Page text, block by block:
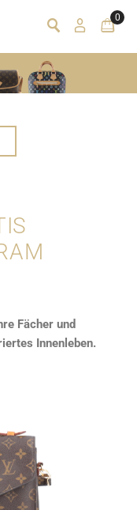
0
Fächer und
Innenleben.